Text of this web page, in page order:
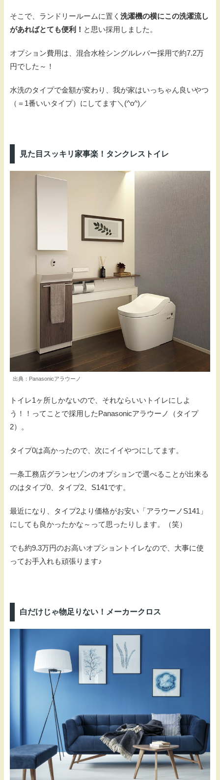
そこで、ランドリールームに置く 洗濯機の横にこの洗濯流し
があればとても便利！ と思い採用しました。
オプション費用は、混合水栓シングルレバー採用で約7.2万
円でした～！
水洗のタイプで金額が変わり、我が家はいっちゃん良いやつ
（＝1番いいタイプ）にしてます＼(^o^)／
見た目スッキリ家事楽！タンクレストイレ
出典：Panasonicアラウーノ
トイレ1ヶ所しかないので、それならいいトイレにしよ
う！！ってことで採用したPanasonicアラウーノ（タイプ
2）。
タイプ0は高かったので、次にイイやつにしてます。
一条工務店グランセゾンのオプションで選べることが出来る
のはタイプ0、タイプ2、S141です。
最近になり、タイプ2より価格がお安い「アラウーノS141」
にしても良かったかな～って思ったりします。（笑）
でも約9.3万円のお高いオプショントイレなので、大事に使
ってお手入れも頑張ります♪
白だけじゃ物足りない！メーカークロス